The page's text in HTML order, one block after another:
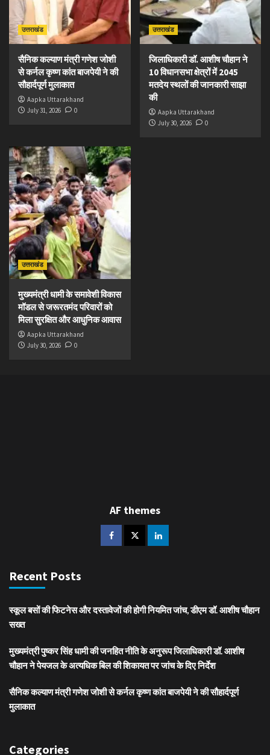
उत्तराखंड
सैनिक कल्याण मंत्री गणेश जोशी
से कर्नल कृष्ण कांत बाजपेयी ने की
सौहार्दपूर्ण मुलाकात
Aapka Uttarakhand
July 31, 2026
0
उत्तराखंड
जिलाधिकारी डॉ. आशीष चौहान ने
10 विधानसभा क्षेत्रों में 2045
मतदेय स्थलों की जानकारी साझा
की
Aapka Uttarakhand
July 30, 2026
0
उत्तराखंड
मुख्यमंत्री धामी के समावेशी विकास
मॉडल से जरूरतमंद परिवारों को
मिला सुरक्षित और आधुनिक आवास
Aapka Uttarakhand
July 30, 2026
0
AF themes
Recent Posts
स्कूल बसों की फिटनेस और दस्तावेजों की होगी नियमित जांच, डीएम डॉ. आशीष चौहान
सख्त
मुख्यमंत्री पुष्कर सिंह धामी की जनहित नीति के अनुरूप जिलाधिकारी डॉ. आशीष
चौहान ने पेयजल के अत्यधिक बिल की शिकायत पर जांच के दिए निर्देश
सैनिक कल्याण मंत्री गणेश जोशी से कर्नल कृष्ण कांत बाजपेयी ने की सौहार्दपूर्ण
मुलाकात
Categories